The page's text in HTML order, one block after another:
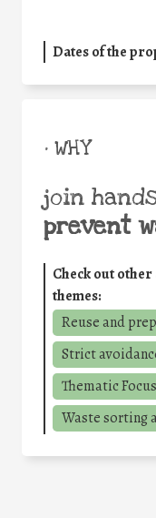
Dates of the
• WHY
join
prevent
Check out
themes:
Reuse and
Strict
Thematic
Waste sorting